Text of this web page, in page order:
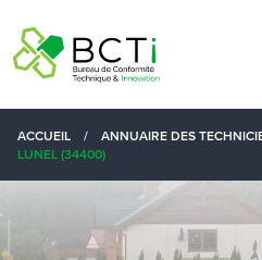
ACCUEIL / ANNUAIRE DES
LUNEL (34400)